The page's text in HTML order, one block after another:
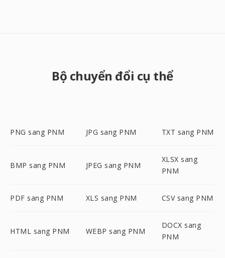
Bộ chuyển đổi cụ thể
PNG sang PNM JPG sang PNM TXT sang PNM
BMP sang PNM JPEG sang PNM
XLSX sang
PNM
PDF sang PNM XLS sang PNM CSV sang PNM
HTML sang PNM WEBP sang PNM
DOCX sang
PNM